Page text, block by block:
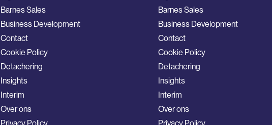
Barnes Sales
Business Development
Contact
Cookie Policy
Detachering
Insights
Interim
Over ons
Barnes Sales
Business Development
Contact
Cookie Policy
Detachering
Insights
Interim
Over ons